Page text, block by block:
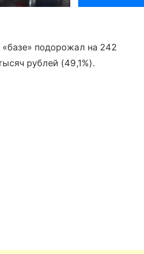
подорожал на 242
рублей (49,1%).